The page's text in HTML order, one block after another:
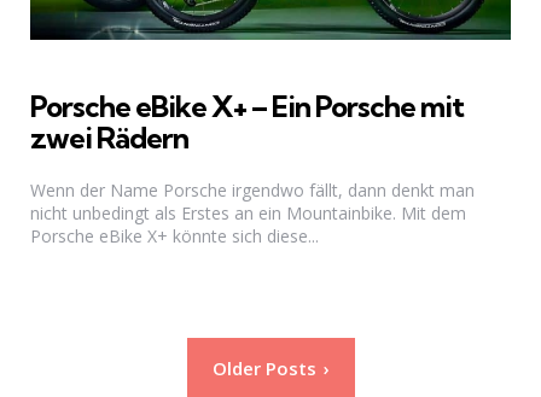
Porsche eBike X+ – Ein Porsche mit
zwei Rädern
Wenn der Name Porsche irgendwo fällt, dann denkt man
nicht unbedingt als Erstes an ein Mountainbike. Mit dem
Porsche eBike X+ könnte sich diese...
Seitennummerierung
Older Posts